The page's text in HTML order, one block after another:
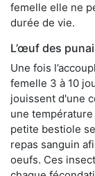
femelle elle ne
durée de vie.
L’œuf des
Une fois
femelle 3 à 10
jouissent d'une
une
petite bestiole
repas sanguin
oeufs. Ces